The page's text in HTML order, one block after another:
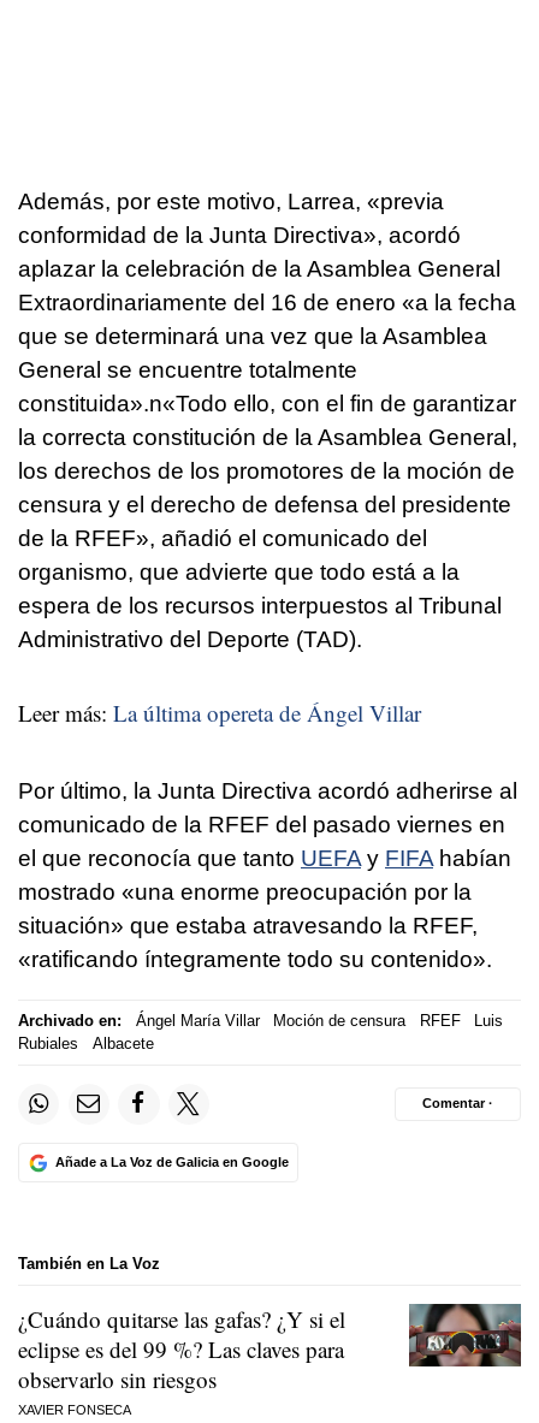
Además, por este motivo, Larrea, «previa
conformidad de la Junta Directiva», acordó
aplazar la celebración de la Asamblea General
Extraordinariamente del 16 de enero «a la fecha
que se determinará una vez que la Asamblea
General se encuentre totalmente
constituida».n«Todo ello, con el fin de garantizar
la correcta constitución de la Asamblea General,
los derechos de los promotores de la moción de
censura y el derecho de defensa del presidente
de la RFEF», añadió el comunicado del
organismo, que advierte que todo está a la
espera de los recursos interpuestos al Tribunal
Administrativo del Deporte (TAD).
Leer más: La última opereta de Ángel Villar
Por último, la Junta Directiva acordó adherirse al
comunicado de la RFEF del pasado viernes en
el que reconocía que tanto UEFA y FIFA habían
mostrado «una enorme preocupación por la
situación» que estaba atravesando la RFEF,
«ratificando íntegramente todo su contenido».
Archivado en: Ángel María Villar Moción de censura RFEF
Luis
Rubiales
Albacete
Añade a La Voz de Galicia en Google
Comentar ·
También en La Voz
¿Cuándo quitarse las gafas? ¿Y si el
eclipse es del 99 %? Las claves para
observarlo sin riesgos
XAVIER FONSECA